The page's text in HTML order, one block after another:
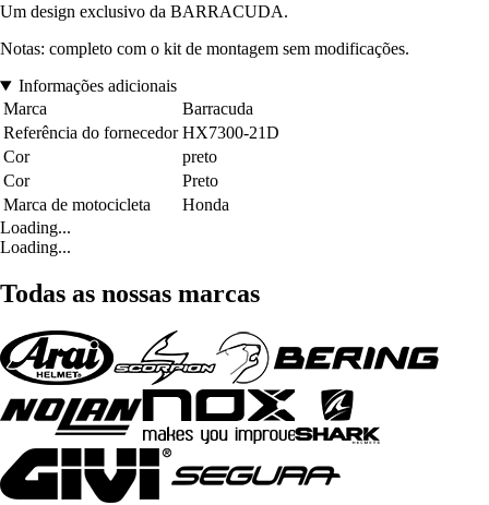
Um design exclusivo da BARRACUDA.
Notas: completo com o kit de montagem sem modificações.
Informações adicionais
Marca
Barracuda
Referência do fornecedor HX7300-21D
Cor
preto
Cor
Preto
Marca de motocicleta
Honda
Loading...
Loading...
Todas as nossas marcas